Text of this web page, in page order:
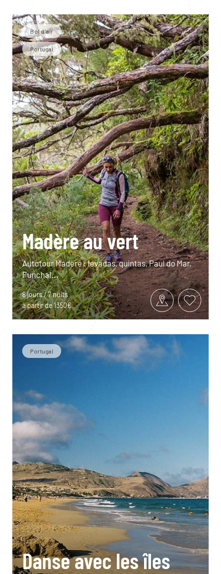
Bol d'air
Portugal
Madère au vert
Autotour Madère : levadas, quintas, Paul do Mar,
Funchal...
8 jours / 7 nuits
à partir de 1350€
Portugal
Danse avec les îles